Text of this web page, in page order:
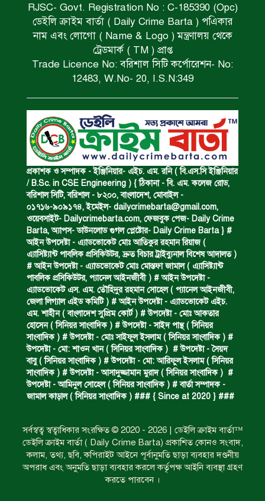
অভিমান করে স্বামীর আত্মহত্যা।
ধর্ষণচেষ্টা ও হত্যা মামলায় মৃত্যুদণ্ড।
বিশুদ্ধ পানির পাম্প পেল শতাধিক পরিবার।
সড়ক দুর্ঘটনায় বাসচাপায় মৃত্যুর ঘটনা।
বিজিবি’র অভিযানে ইয়াবা জব্দ।
অপহৃত রোহিঙ্গা উদ্ধার।
পানিতে ডুবে এক ছাত্রের মৃত্যু।
ঝুলন্ত মরদেহ উদ্ধার।
অবৈধ ঘের নির্মাণে আটক।
একজন সড়ক দুর্ঘটনায় নিহত ও দুইজন আহত।
RJSC- Govt. Registration No : C-185390 (Opc)
ডেইলি ক্রাইম বার্তা ( Daily Crime Barta ) পএিকার
নাম এবং লোগো ( Name & Logo ) মন্ত্রণালয় থেকে
ট্রেডমার্ক ( TM ) প্রাপ্ত
Trade Licence No: বরিশাল সিটি কর্পোরেশন- No:
12483, W.No- 20, I.S.N:349
প্রকাশক ও সম্পাদক - ইঞ্জিনিয়ার- এইচ. এম. রনি ( বি.এস.সি ইঞ্জিনিয়ার
/ B.Sc. in CSE Engineering ) { ঠিকানা - বি. এম. কলেজ রোড,
বরিশাল সিটি, বরিশাল - ৮২০০, বাংলাদেশ, মোবাইল -
০১৭১৬-৯০৯১৭৪, ইমেইল- dailycrimebarta@gmail.com,
ওয়েবসাইট- Dailycrimebarta.com, ফেজবুক পেজ- Daily Crime
Barta, অ‍্যাপস- ডাউনলোড গুগল প্লেষ্টোর- Daily Crime Barta } #
আইন উপদেষ্টা - এ্যাডভোকেট মোঃ আতিকুর রহমান রিয়াজ (
এ‍্যাসিষ্ট‍্যান্ট পাবলিক প্রসিকিউটর, দ্রুত বিচার ট্রাইব্যুনাল বিশেষ আদালত )
# আইন উপদেষ্টা - এ্যাডভোকেট মোঃ মোস্তফা জামাল ( এ‍্যাসিষ্ট‍্যান্ট
পাবলিক প্রসিকিউটর, প‍্যানেল আইনজীবী ) # আইন উপদেষ্টা -
এ্যাডভোকেট এস. এম. তৌহিদুর রহমান সোহেল ( প‍্যানেল আইনজীবী,
জেলা লিগ্যাল এইড কমিটি ) # আইন উপদেষ্টা - এ্যাডভোকেট এইচ.
এম. শাহীন ( বাংলাদেশ সুপ্রিম কোর্ট ) # উপদেষ্টা - মোঃ আকতার
হোসেন ( সিনিয়র সাংবাদিক ) # উপদেষ্টা - সাইদ পান্থ ( সিনিয়র
সাংবাদিক ) # উপদেষ্টা - মোঃ সাইফুল ইসলাম ( সিনিয়র সাংবাদিক ) #
উপদেষ্টা - মো: শাওন খান ( সিনিয়র সাংবাদিক ) # উপদেষ্টা - সৈয়দ
বাবু ( সিনিয়র সাংবাদিক ) # উপদেষ্টা - মো: আরিফুল ইসলাম ( সিনিয়র
সাংবাদিক ) # উপদেষ্টা - আসাদুজ্জামান মুরাদ ( সিনিয়র সাংবাদিক ) #
উপদেষ্টা - আমিনুল সোহেল ( সিনিয়র সাংবাদিক ) # বার্তা সম্পাদক -
জামাল কাড়াল ( সিনিয়র সাংবাদিক ) ### { Since at 2020 } ###
সর্বস্বত্ব স্বত্বাধিকার সংরক্ষিত © 2020 - 2026 | ডেইলি ক্রাইম বার্তা™
ডেইলি ক্রাইম বার্তা ( Daily Crime Barta) প্রকাশিত কোনও সংবাদ,
কলাম, তথ্য, ছবি, কপিরাইট আইনে পূর্বানুমতি ছাড়া ব্যবহার দণ্ডনীয়
অপরাধ এবং অনুমতি ছাড়া ব্যবহার করলে কর্তৃপক্ষ আইনি ব্যবস্থা গ্রহণ
করতে পারবেন ।